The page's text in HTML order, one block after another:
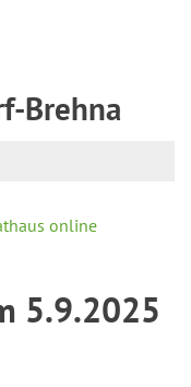
Brehna
online
5.9.2025